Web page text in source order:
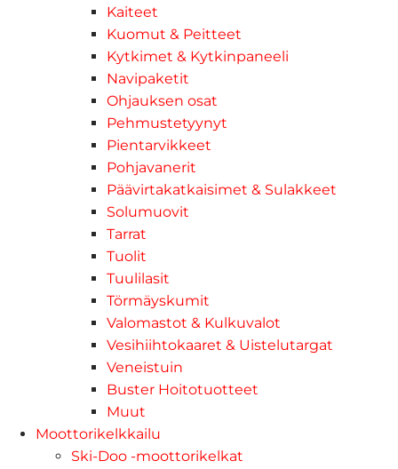
Kaiteet
Kuomut & Peitteet
Kytkimet & Kytkinpaneeli
Navipaketit
Ohjauksen osat
Pehmustetyynyt
Pientarvikkeet
Pohjavanerit
Päävirtakatkaisimet & Sulakkeet
Solumuovit
Tarrat
Tuolit
Tuulilasit
Törmäyskumit
Valomastot & Kulkuvalot
Vesihiihtokaaret & Uistelutargat
Veneistuin
Buster Hoitotuotteet
Muut
Moottorikelkkailu
Ski-Doo -moottorikelkat